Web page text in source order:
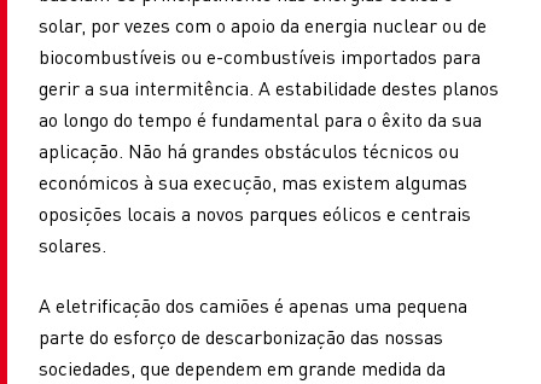
solar, por vezes com o apoio da energia nuclear ou de
biocombustíveis ou e-combustíveis importados para
gerir a sua intermitência. A estabilidade destes planos
ao longo do tempo é fundamental para o êxito da sua
aplicação. Não há grandes obstáculos técnicos ou
económicos à sua execução, mas existem algumas
oposições locais a novos parques eólicos e centrais
solares.
A eletrificação dos camiões é apenas uma pequena
parte do esforço de descarbonização das nossas
sociedades, que dependem em grande medida da